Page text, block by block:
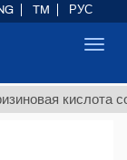
кислота
TM РУС